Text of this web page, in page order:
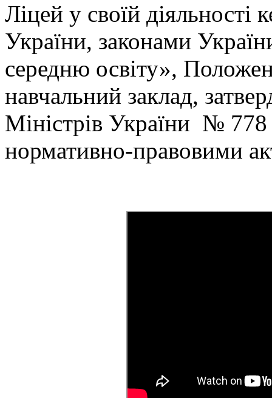
Ліцей у своїй діяльності
України, законами
середню освіту»,
навчальний заклад,
Міністрів України №
нормативно-правовими